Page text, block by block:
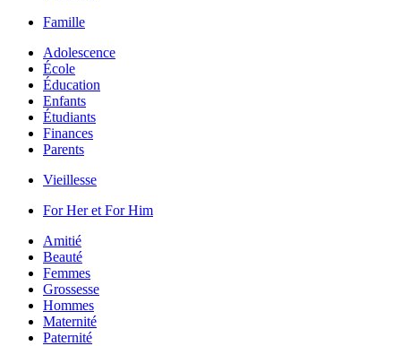
Famille
Adolescence
École
Éducation
Enfants
Étudiants
Finances
Parents
Vieillesse
For Her et For Him
Amitié
Beauté
Femmes
Grossesse
Hommes
Maternité
Paternité